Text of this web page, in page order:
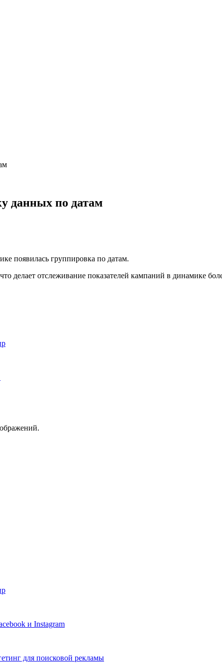
данных по датам
появилась группировка по датам.
делает отслеживание показателей кампаний в динамике
и Instagram
для поисковой рекламы